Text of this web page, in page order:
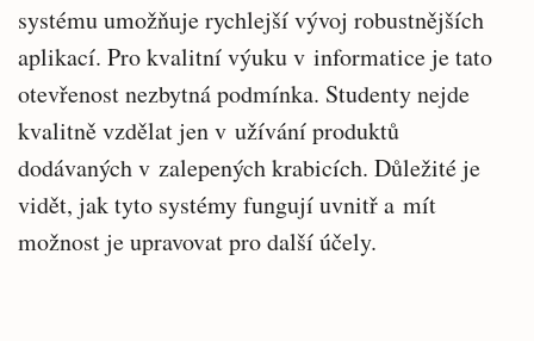
systému umožňuje rychlejší vývoj robustnějších
aplikací. Pro kvalitní výuku v informatice je tato
otevřenost nezbytná podmínka. Studenty nejde
kvalitně vzdělat jen v užívání produktů
dodávaných v zalepených krabicích. Důležité je
vidět, jak tyto systémy fungují uvnitř a mít
možnost je upravovat pro další účely.